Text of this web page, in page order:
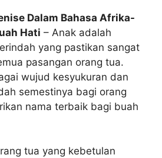
Dalam Bahasa Afrika-
Hati – Anak adalah
yang pastikan sangat
pasangan orang tua.
wujud kesyukuran dan
semestinya bagi orang
nama terbaik bagi buah
tua yang kebetulan